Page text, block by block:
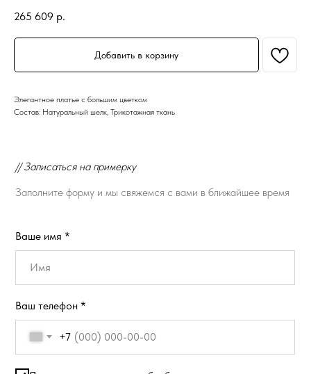
265 609 р.
Добавить в корзину
Элегантное платье с большим цветком
Состав: Натуральный шелк, Трикотажная ткань
// Записаться на примерку
Ваше имя *
Ваш телефон *
+7
Заполните форму и мы свяжемся с вами в ближайшее время